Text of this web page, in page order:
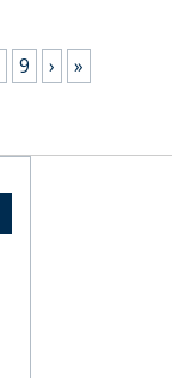
9 › »